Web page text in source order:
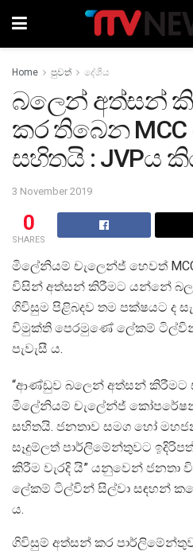
Home පුවත් දේශීය
බලෙන් අත්සන්
කර තිබෙන
සහිතයි : JVPය
3 November 2019
0
SHARES
මිලේනියම් චැලෙන්ජ් හෙවත්
විසින් අත්සන් කිරීමට යන්නේ
ගිවිසුම පිළිබදව තම පක්ෂයට ද
විමුක්ති පෙරමුණේ ලේකම්
පැවැසී ය.
“ආණ්ඩුව බලෙන් අත්සන් කිරීමට
මිලේනියම් චැලේන්ජ්
සහිතයි. ජනතාව සමග හෝ
සෑදුම්ලත් පාර්ලිමේන්තුවට
කිරීම වැරදි යි” යනුවෙන් ජනතා
ලේකම් ටිල්වින් සිල්වා සඳහන්
ය.
ගිවිසුම් අත්සන් කර